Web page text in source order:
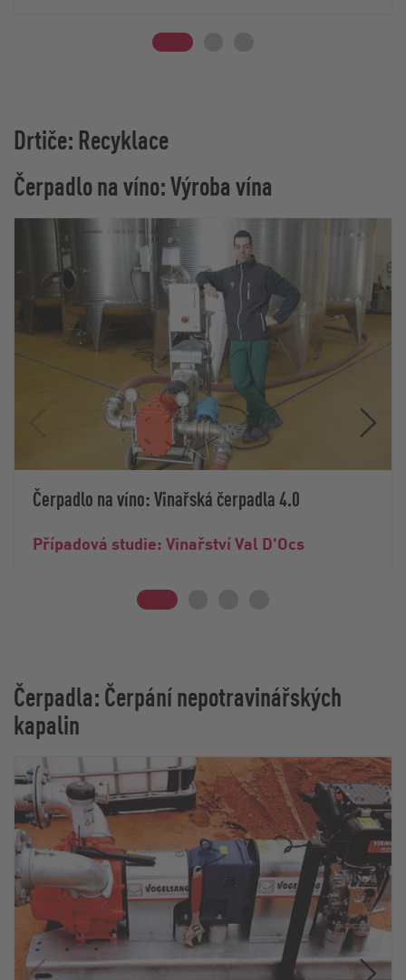
Drtiče: Recyklace
Čerpadlo na víno: Výroba vína
Čerpadlo na víno: Vinařská čerpadla 4.0
Případová studie: Vinařství Val D'Ocs
Čerpadla: Čerpání nepotravinářských
kapalin